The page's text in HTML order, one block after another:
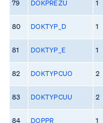
79 DOKPREZU 1
80 DOKTYP_D 1
81 DOKTYP_E 1
82 DOKTYPCUO 2
83 DOKTYPCUU 2
84 DOPPR 1